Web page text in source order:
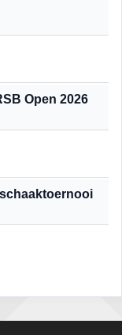
Open 2026